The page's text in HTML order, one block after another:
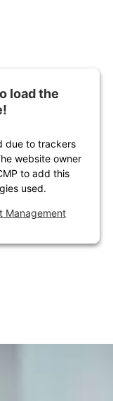
load the
due to trackers
website owner
to add this
used.
Management